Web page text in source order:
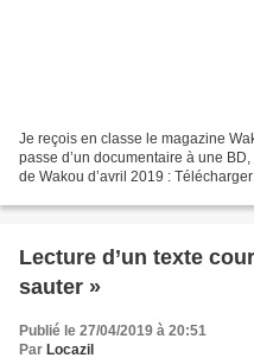
Je reçois en classe le magazine
passe d’un documentaire à une
de Wakou d’avril 2019 :
Lecture d’un texte
sauter »
Publié le 27/04/2019 à 20:51
Par Locazil